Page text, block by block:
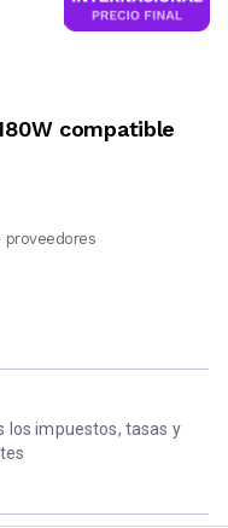
compatible
proveedores
los impuestos, tasas y